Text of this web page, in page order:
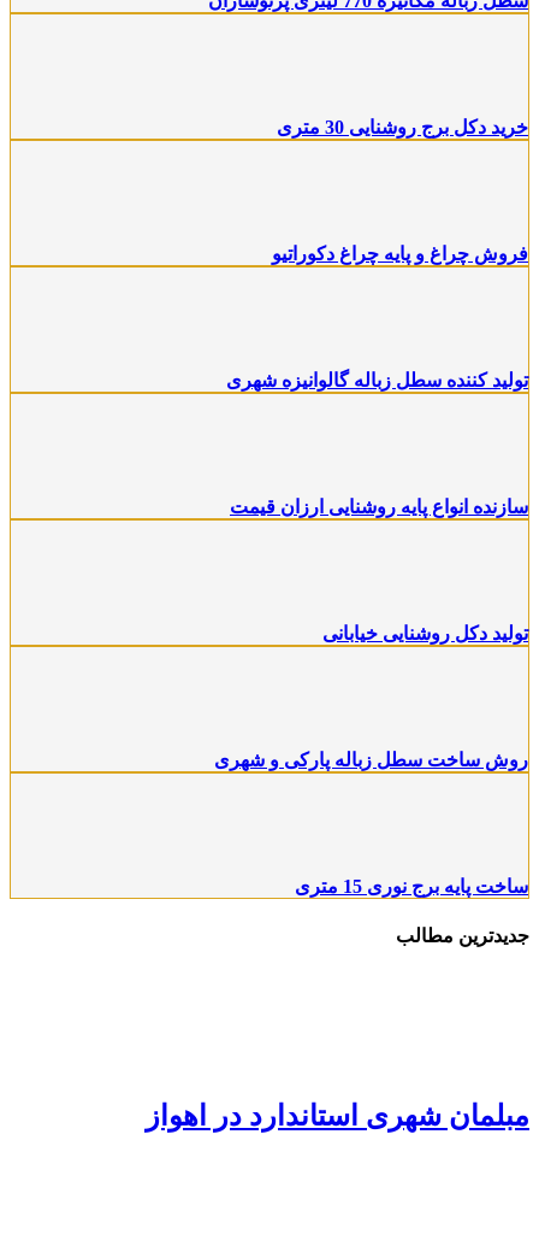
خرید دکل برج روشنایی 30 متری
فروش چراغ و پایه چراغ دکوراتیو
تولید کننده سطل زباله گالوانیزه شهری
سازنده انواع پایه روشنایی ارزان قیمت
تولید دکل روشنایی خیابانی
روش ساخت سطل زباله پارکی و شهری
ساخت پایه برج نوری 15 متری
جدیدترین مطالب
مبلمان شهری استاندارد در اهواز